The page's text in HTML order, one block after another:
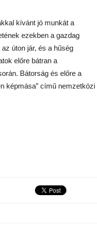
kívánt jó munkát a
ezekben a gazdag
úton jár, és a hűség
előre bátran a
Bátorság és előre a
képmása” című nemzetközi